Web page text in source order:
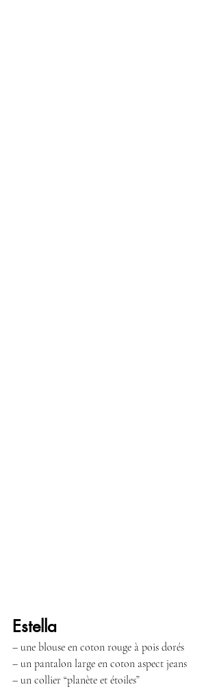
Estella
– une blouse en coton rouge à pois dorés
– un pantalon large en coton aspect jeans
– un collier “planète et étoiles”